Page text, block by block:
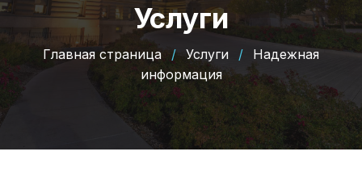
Услуги
Главная страница / Услуги /
Надежная
информация